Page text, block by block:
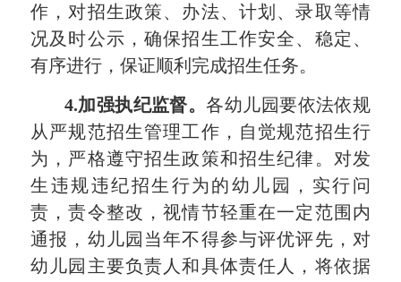
作，对招生政策、办法、计划、录取等情
况及时公示，确保招生工作安全、稳定、
有序进行，保证顺利完成招生任务。
4.加强执纪监督。各幼儿园要依法依规
从严规范招生管理工作，自觉规范招生行
为，严格遵守招生政策和招生纪律。对发
生违规违纪招生行为的幼儿园，实行问
责，责令整改，视情节轻重在一定范围内
通报，幼儿园当年不得参与评优评先，对
幼儿园主要负责人和具体责任人，将依据